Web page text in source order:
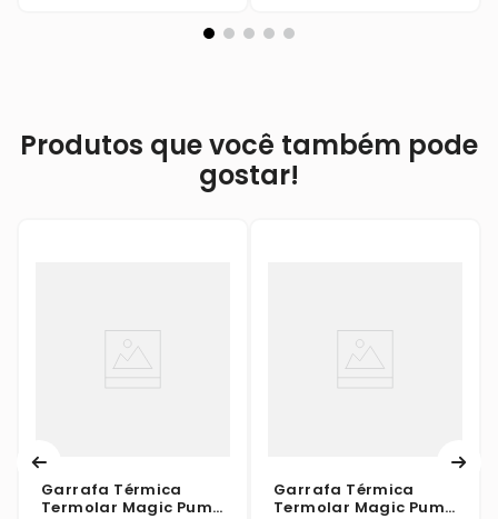
Produtos que você também pode
gostar!
Garrafa Térmica
Termolar Magic Pump
Garrafa Térmica
Termolar Magic Pump